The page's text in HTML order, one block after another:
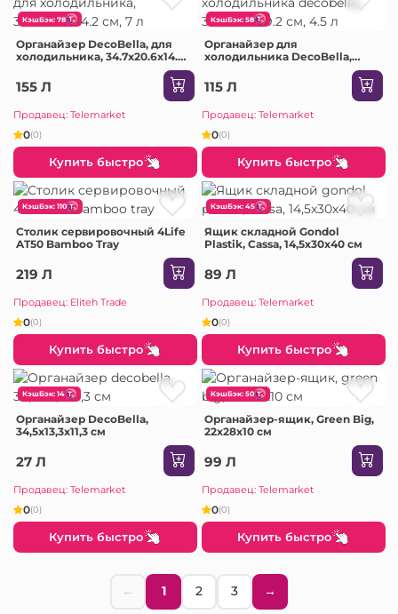
КэшБэк: 78
Органайзер DecoBella, для
холодильника, 34.7х20.6х14.2
155 Л
Продавец: Telemarket
0(0)
Купить быстро
КэшБэк: 58
Органайзер для
холодильника DecoBella,
115 Л
Продавец: Telemarket
0(0)
Купить быстро
КэшБэк: 110
Столик сервировочный 4Life
AT50 Bamboo Tray
219 Л
Продавец: Eliteh Trade
0(0)
Купить быстро
КэшБэк: 45
Ящик складной Gondol
Plastik, Cassa, 14,5x30x40 cм
89 Л
Продавец: Telemarket
0(0)
Купить быстро
КэшБэк: 14
Органайзер DecoBella,
34,5x13,3x11,3 см
27 Л
Продавец: Telemarket
0(0)
Купить быстро
КэшБэк: 50
Органайзер-ящик, Green Big,
22х28х10 см
99 Л
Продавец: Telemarket
0(0)
Купить быстро
← 1 2 3 →